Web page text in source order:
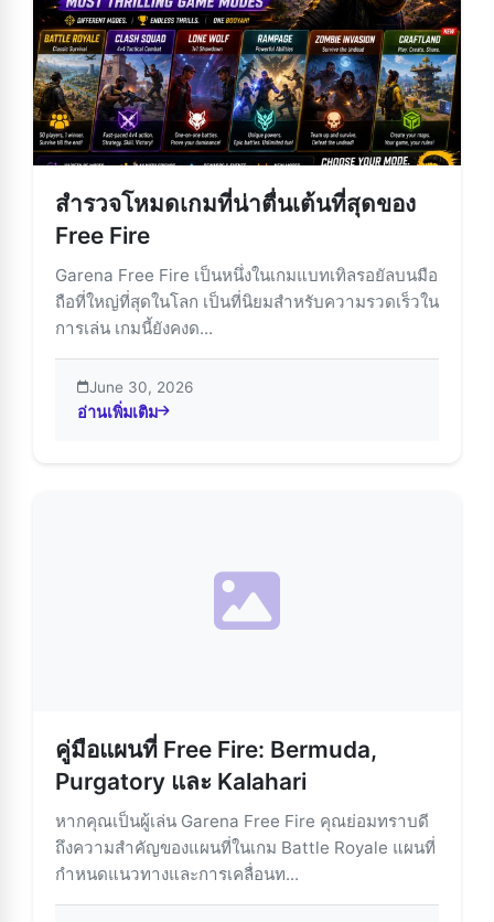
สำรวจโหมดเกมที่น่าตื่นเต้นที่สุดของ
Free Fire
Garena Free Fire เป็นหนึ่งในเกมแบทเทิลรอยัลบนมือ
ถือที่ใหญ่ที่สุดในโลก เป็นที่นิยมสำหรับความรวดเร็วใน
การเล่น เกมนี้ยังคงด...
June 30, 2026
อ่านเพิ่มเติม
about สำรวจโหมดเกมที่น่าตื่นเต้นที่สุดของ Free Fire
คู่มือแผนที่ Free Fire: Bermuda,
Purgatory และ Kalahari
หากคุณเป็นผู้เล่น Garena Free Fire คุณย่อมทราบดี
ถึงความสำคัญของแผนที่ในเกม Battle Royale แผนที่
กำหนดแนวทางและการเคลื่อนท...